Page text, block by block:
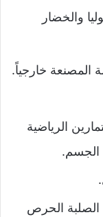
والخضار
المصنعة خارجياً.
الرياضية
الجسم.
الصلبة الحرص